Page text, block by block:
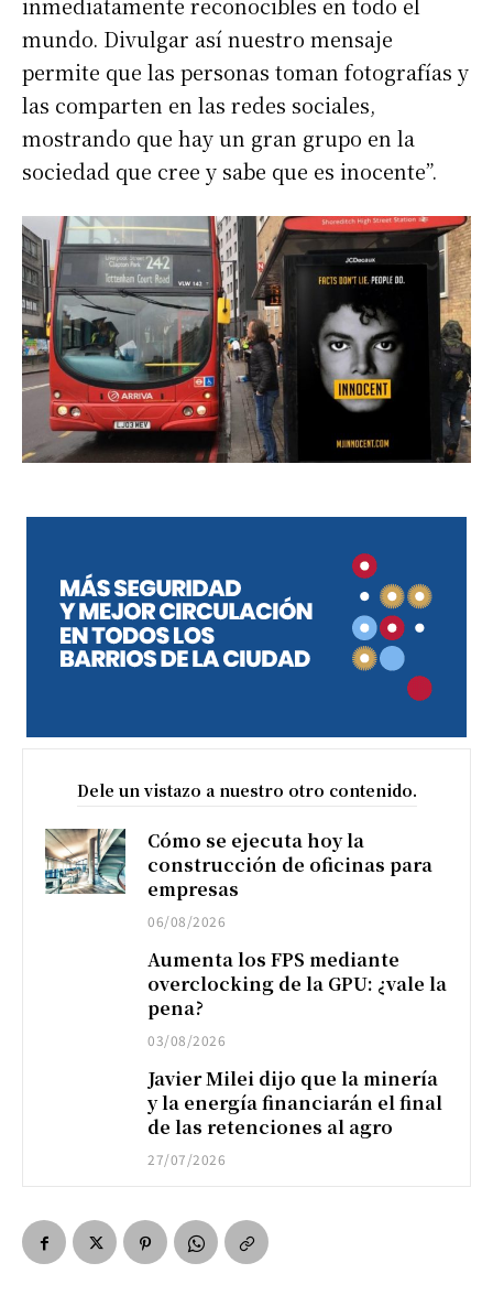
inmediatamente reconocibles en todo el
mundo. Divulgar así nuestro mensaje
permite que las personas toman fotografías y
las comparten en las redes sociales,
mostrando que hay un gran grupo en la
sociedad que cree y sabe que es inocente”.
Dele un vistazo a nuestro otro contenido.
Cómo se ejecuta hoy la
construcción de oficinas para
empresas
06/08/2026
Aumenta los FPS mediante
overclocking de la GPU: ¿vale la
pena?
03/08/2026
Javier Milei dijo que la minería
y la energía financiarán el final
de las retenciones al agro
27/07/2026